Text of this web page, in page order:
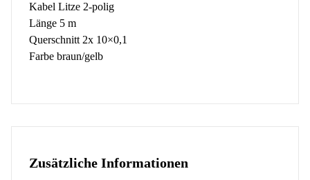
Kabel Litze 2-polig
Länge 5 m
Querschnitt 2x 10×0,1
Farbe braun/gelb
Zusätzliche Informationen